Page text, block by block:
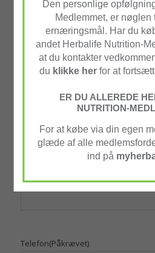
en SMS. (Hastesager
takseres med et gebyr.)
Navn(Påkrævet)
Efternavn
Email(Påkrævet)
Telefon(Påkrævet)
Den personlige
Medlemmet, er nøglen
ernæringsmål. Har du
andet Herbalife Nutrition-
at du kontakter
du klikke herfor at
ER DU ALLEREDE
NUTRITION-
For at købe via din egen
glæde af alle
ind på